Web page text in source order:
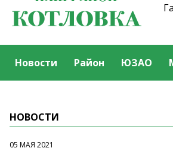
Новости Район ЮЗАО
НОВОСТИ
05 МАЯ 2021